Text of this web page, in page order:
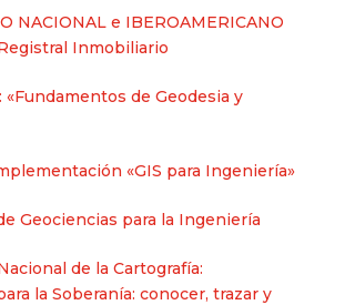
NACIONAL e IBEROAMERICANO
Inmobiliario
«Fundamentos de Geodesia y
«GIS para Ingeniería»
Geociencias para la Ingeniería
de la Cartografía:
la Soberanía: conocer, trazar y